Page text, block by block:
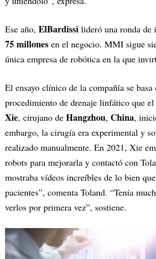
Ese año, ElBardissi lideró una ronda de
75 millones en el negocio. MMI sigue
única empresa de robótica en la que
El ensayo clínico de la compañía se basa
procedimiento de drenaje linfático que el
Xie, cirujano de Hangzhou, China,
embargo, la cirugía era experimental y
realizado manualmente. En 2021, Xie
robots para mejorarla y contactó con
mostraba vídeos increíbles de lo bien
pacientes”, comenta Toland. “Tenía
verlos por primera vez”, sostiene.